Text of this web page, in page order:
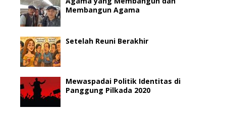
Membangun Agama
Setelah Reuni Berakhir
Mewaspadai Politik Identitas di
Panggung Pilkada 2020